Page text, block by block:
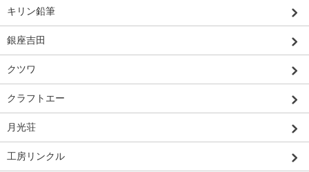
キリン鉛筆
銀座吉田
クツワ
クラフトエー
月光荘
工房リンクル